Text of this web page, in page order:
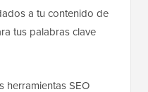
a tu contenido de
tus palabras clave
herramientas SEO